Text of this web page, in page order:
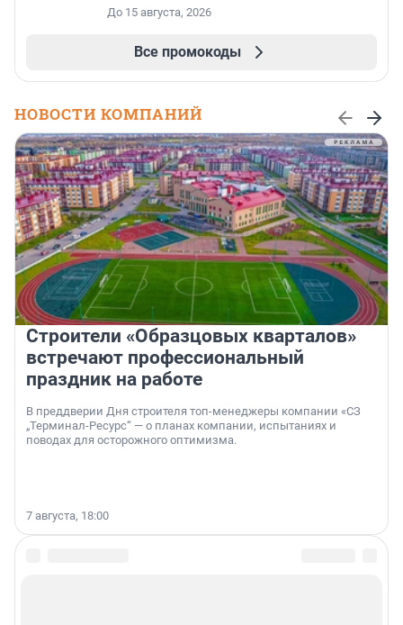
До 15 августа, 2026
Все промокоды
НОВОСТИ КОМПАНИЙ
Строители «Образцовых кварталов»
встречают профессиональный
праздник на работе
В преддверии Дня строителя топ-менеджеры компании «СЗ
„Терминал-Ресурс“ — о планах компании, испытаниях и
поводах для осторожного оптимизма.
7 августа, 18:00